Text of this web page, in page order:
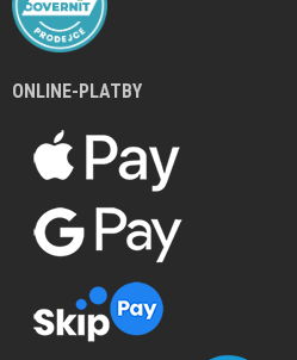
ONLINE-PLATBY